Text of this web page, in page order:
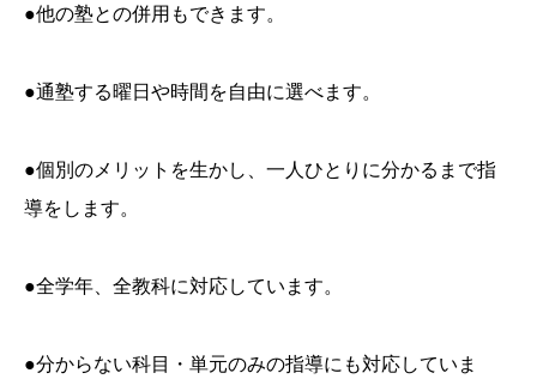
●他の塾との併用もできます。
●通塾する曜日や時間を自由に選べます。
●個別のメリットを生かし、一人ひとりに分かるまで指
導をします。
●全学年、全教科に対応しています。
●分からない科目・単元のみの指導にも対応していま